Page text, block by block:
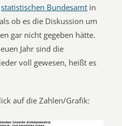
statistischen Bundesamt in
ob es die Diskussion um
gar nicht gegeben hätte.
Jahr sind die
voll gewesen, heißt es
auf die Zahlen/Grafik: